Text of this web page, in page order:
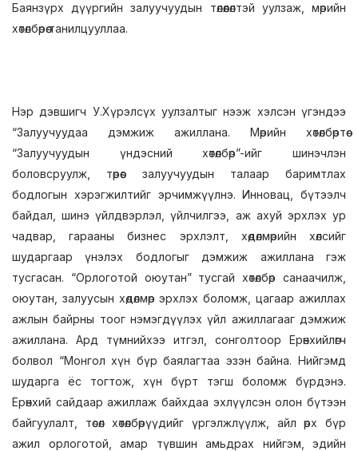
Баянзүрх дүүргийн залуучуудын төлөөлөлтэй уулзаж, мөрийн
хөтөлбөрөө танилцууллаа.
Нэр дэвшигч У.Хүрэлсүх уулзалтыг нээж хэлсэн үгэндээ
“Залуучуудаа дэмжиж ажиллана. Мөрийн хөтөлбөртөө
“Залуучуудын үндэсний хөтөлбөр”-ийг шинэчлэн
боловсруулж, төрөөс залуучуудын талаар баримтлах
бодлогын хэрэгжилтийг эрчимжүүлнэ. Инновац, бүтээлч
байдал, шинэ үйлдвэрлэл, үйлчилгээ, аж ахуй эрхлэх ур
чадвар, гарааны бизнес эрхлэлт, хөдөлмөрийн хөлсийг
шударгаар үнэлэх бодлогыг дэмжиж ажиллана гэж
тусгасан. “Орлоготой оюутан” тусгай хөтөлбөр санаачилж,
оюутан, залуусын хөдөлмөр эрхлэх боломж, цагаар ажиллах
ажлын байрны тоог нэмэгдүүлэх үйл ажиллагааг дэмжиж
ажиллана. Ард түмнийхээ итгэл, сонголтоор Ерөнхийлөгч
болвол “Монгол хүн бүр баялагтаа эзэн байна. Нийгэмд
шударга ёс тогтож, хүн бүрт тэгш боломж бүрдэнэ.
Ерөнхий сайдаар ажиллаж байхдаа эхлүүлсэн олон бүтээн
байгуулалт, төсөл хөтөлбөрүүдийг үргэлжлүүлж, айл өрх бүр
ажил орлоготой, амар түвшин амьдрах нийгэм, эдийн